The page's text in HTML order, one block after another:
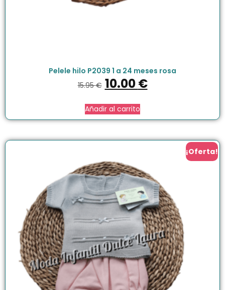
Pelele hilo P2039 1 a 24 meses rosa
15.95€ 10.00€
Añadir al carrito
¡Oferta!